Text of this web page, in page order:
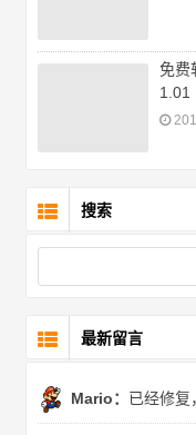
免费
1.01
搜索
最新留言
Mario： 已经修复